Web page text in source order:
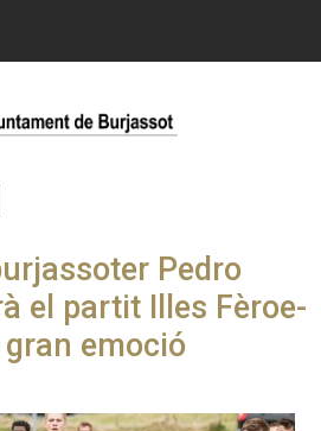
Pedro
el partit Illes Fèroe-
emoció